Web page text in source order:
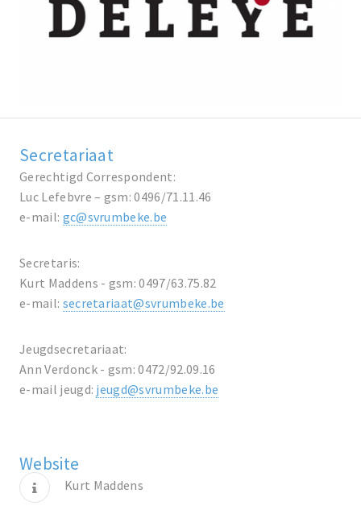
Secretariaat
Gerechtigd Correspondent:
Luc Lefebvre – gsm: 0496/71.11.46
e-mail: gc@svrumbeke.be
Secretaris:
Kurt Maddens - gsm: 0497/63.75.82
e-mail: secretariaat@svrumbeke.be
Jeugdsecretariaat:
Ann Verdonck - gsm: 0472/92.09.16
e-mail jeugd: jeugd@svrumbeke.be
Website
Kurt Maddens